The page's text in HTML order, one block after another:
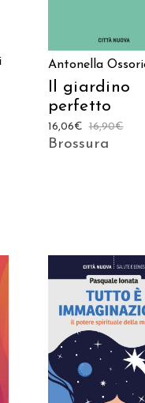
Antonella
Il giardino
perfetto
16,90€
16,06€
Brossura
AGGIUNGI AL